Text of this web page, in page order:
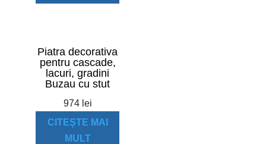
Piatra decorativa
pentru cascade,
lacuri, gradini
Buzau cu stut
974 lei
CITEȘTE MAI
MULT